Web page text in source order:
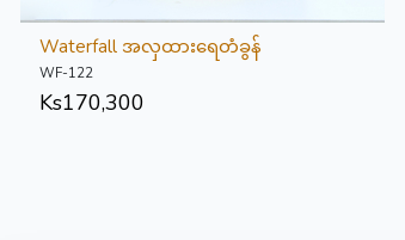
Waterfall အလှထားရေတံခွန်
WF-122
Ks170,300